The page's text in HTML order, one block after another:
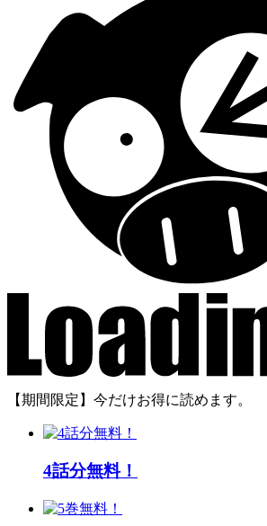
【期間限定】今だけお得に読めます。
4話分無料！